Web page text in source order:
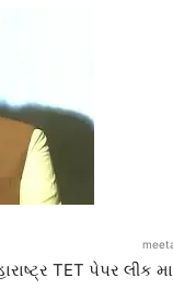
TET પેપર લીક